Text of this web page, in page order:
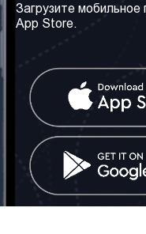
Наши сервисы
Контакт
Грузия: Тбилиси
Телефон:
Email:
Загрузите
App Store.